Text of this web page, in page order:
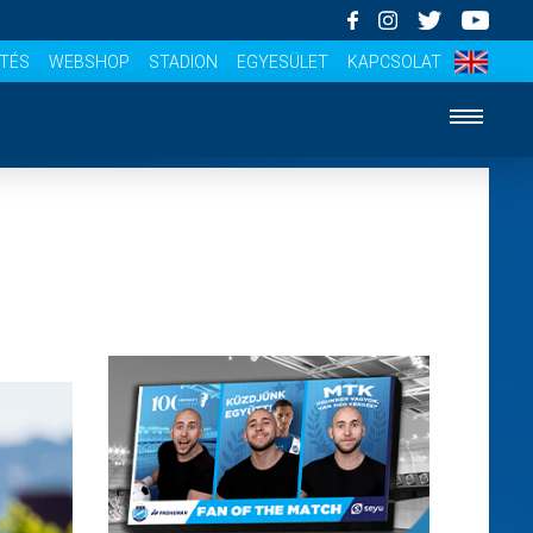
WEBSHOP STADION EGYESÜLET KAPCSOLAT